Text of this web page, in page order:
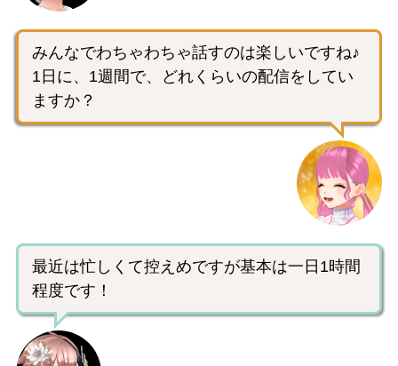
みんなでわちゃわちゃ話すのは楽しいですね♪
1日に、1週間で、どれくらいの配信をしてい
ますか？
最近は忙しくて控えめですが基本は一日1時間
程度です！